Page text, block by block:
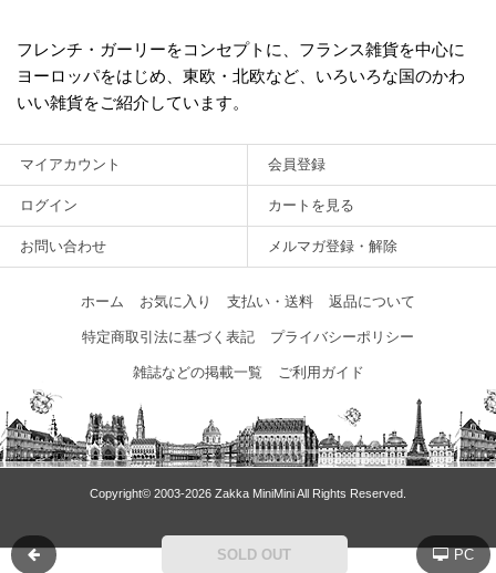
SOLD OUT
フレンチ・ガーリーをコンセプトに、フランス雑貨を中心に
ヨーロッパをはじめ、東欧・北欧など、いろいろな国のかわ
いい雑貨をご紹介しています。
マイアカウント 会員登録
ログイン カートを見る
お問い合わせ メルマガ登録・解除
ホーム お気に入り 支払い・送料 返品について
特定商取引法に基づく表記 プライバシーポリシー
雑誌などの掲載一覧 ご利用ガイド
Copyright© 2003‐2026 Zakka MiniMini All Rights Reserved.
PC